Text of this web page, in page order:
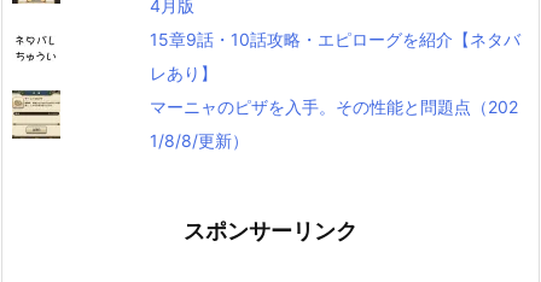
4月版
15章9話・10話攻略・エピローグを紹介【ネタバ
レあり】
マーニャのピザを入手。その性能と問題点（202
1/8/8/更新）
スポンサーリンク